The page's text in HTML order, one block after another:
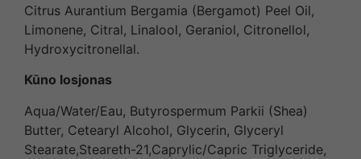
Citrus Aurantium Bergamia (Bergamot) Peel Oil,
Limonene, Citral, Linalool, Geraniol, Citronellol,
Hydroxycitronellal.
Kūno losjonas
Aqua/Water/Eau, Butyrospermum Parkii (Shea)
Butter, Cetearyl Alcohol, Glycerin, Glyceryl
Stearate,Steareth-21,Caprylic/Capric Triglyceride,